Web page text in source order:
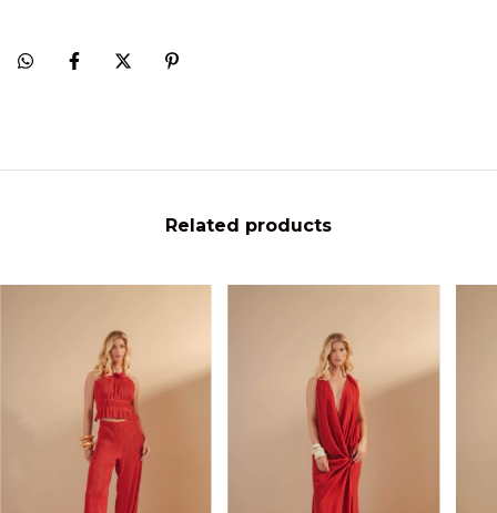
Related products